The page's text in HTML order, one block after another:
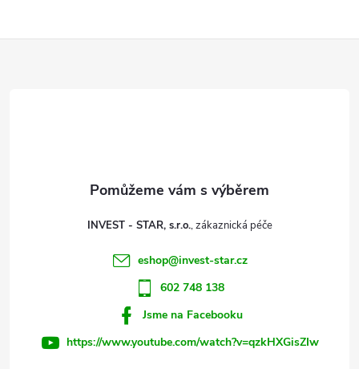
INVEST - STAR, s.r.o.
eshop@invest-star.cz
602 748 138
Jsme na Facebooku
https://www.youtube.com/watch?v=qzkHXGisZIw